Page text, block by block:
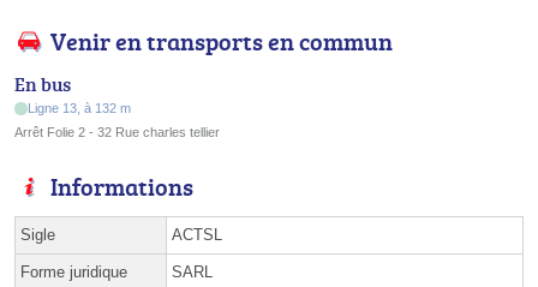
Venir en transports en commun
En bus
Ligne 13, à 132 m
Arrêt Folie 2 - 32 Rue charles tellier
Informations
Sigle ACTSL
Forme juridique SARL